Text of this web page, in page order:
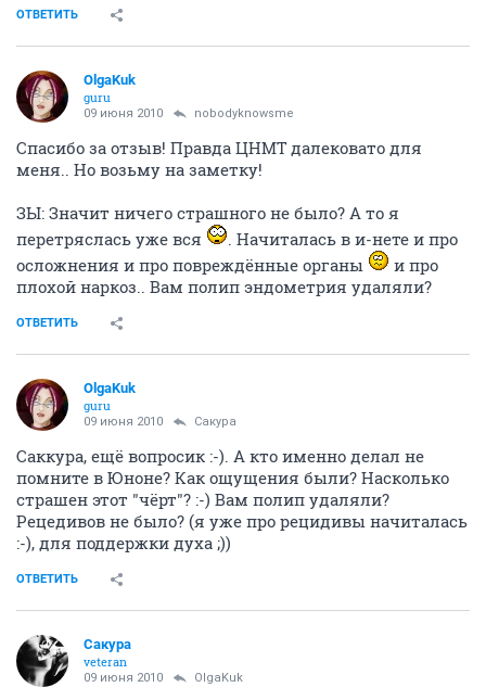
ОТВЕТИТЬ
OlgaKuk
guru
09 июня 2010 nobodyknowsme
Спасибо за отзыв! Правда ЦНМТ далековато для
меня.. Но возьму на заметку!
ЗЫ: Значит ничего страшного не было? А то я
перетряслась уже вся
. Начиталась в и-нете и про
осложнения и про повреждённые органы
и про
плохой наркоз.. Вам полип эндометрия удаляли?
ОТВЕТИТЬ
OlgaKuk
guru
09 июня 2010 Сакура
Саккура, ещё вопросик :-). А кто именно делал не
помните в Юноне? Как ощущения были? Насколько
страшен этот "чёрт"? :-) Вам полип удаляли?
Рецедивов не было? (я уже про рецидивы начиталась
:-), для поддержки духа ;))
ОТВЕТИТЬ
Сакура
veteran
09 июня 2010 OlgaKuk